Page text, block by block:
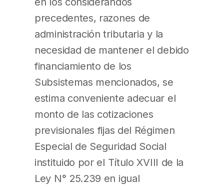
precedentes, razones de
administración tributaria y la
necesidad de mantener el debido
financiamiento de los
Subsistemas mencionados, se
estima conveniente adecuar el
monto de las cotizaciones
previsionales fijas del Régimen
Especial de Seguridad Social
instituido por el Título XVIII de la
Ley N° 25.239 en igual